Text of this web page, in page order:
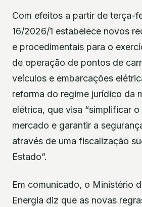
Com efeitos a partir de terça-
16/2026/1 estabelece novos
e procedimentais para o
de operação de pontos de
veículos e embarcações
reforma do regime jurídico da
elétrica, que visa “simplificar
mercado e garantir a
através de uma fiscalização
Estado”.
Em comunicado, o Ministério
Energia diz que as novas